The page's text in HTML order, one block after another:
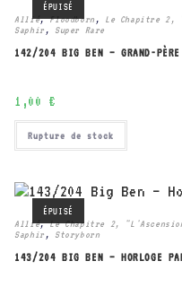
ÉPUISÉ
Allié,Floodborn , Le Chapitre 2,
Saphir , Super Rare
142/204 BIG BEN – GRAND-PÈRE
1,00 €
Rupture de stock
ÉPUISÉ
Allié,Le Chapitre 2,
Saphir , Storyborn
143/204 BIG BEN – HORLOGE